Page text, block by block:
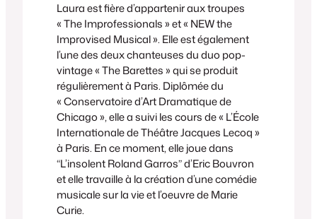
Laura est fière d’appartenir aux troupes
« The Improfessionals » et « NEW the
Improvised Musical ». Elle est également
l’une des deux chanteuses du duo pop-
vintage « The Barettes » qui se produit
régulièrement à Paris. Diplômée du
« Conservatoire d’Art Dramatique de
Chicago », elle a suivi les cours de « L’École
Internationale de Théâtre Jacques Lecoq »
à Paris. En ce moment, elle joue dans
“L’insolent Roland Garros” d’Eric Bouvron
et elle travaille à la création d’une comédie
musicale sur la vie et l’oeuvre de Marie
Curie.